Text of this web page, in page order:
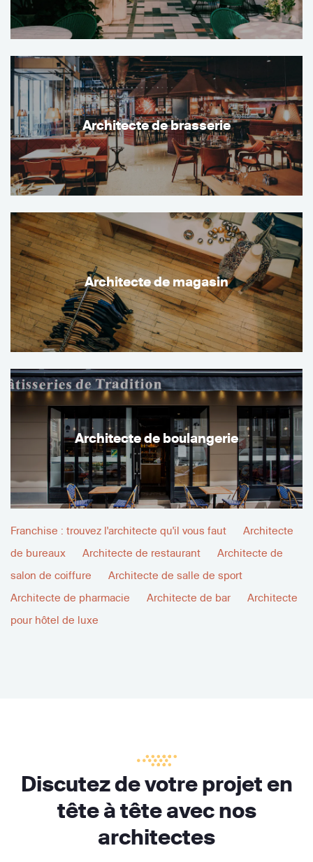
Architecte de brasserie
Architecte de magasin
Architecte de boulangerie
Franchise : trouvez l'architecte qu'il vous faut
Architecte
de bureaux
Architecte de restaurant
Architecte de
salon de coiffure
Architecte de salle de sport
Architecte de pharmacie
Architecte de bar
Architecte
pour hôtel de luxe
Discutez de votre projet en
tête à tête avec nos
architectes